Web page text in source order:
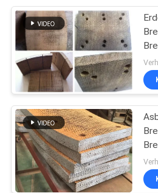
Reibungs-
materielles